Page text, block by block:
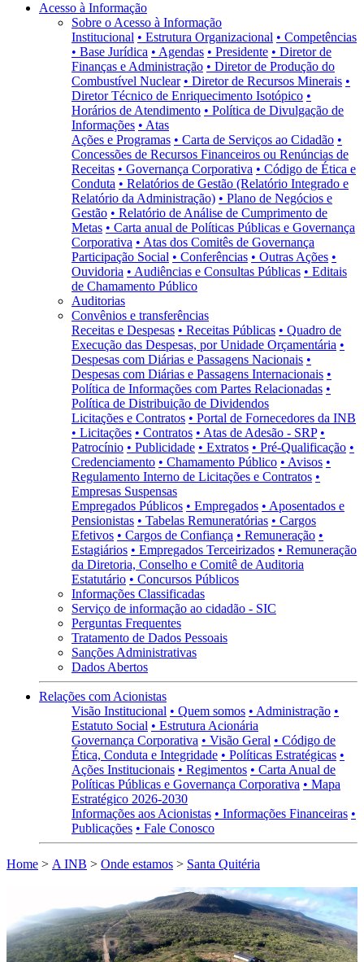
Acesso à Informação
Sobre o Acesso à Informação
Institucional • Estrutura Organizacional • Competências
• Base Jurídica • Agendas • Presidente • Diretor de
Finanças e Administração • Diretor de Produção do
Combustível Nuclear • Diretor de Recursos Minerais •
Diretor Técnico de Enriquecimento Isotópico •
Horários de Atendimento • Política de Divulgação de
Informações • Atas
Ações e Programas • Carta de Serviços ao Cidadão •
Concessões de Recursos Financeiros ou Renúncias de
Receitas • Governança Corporativa • Código de Ética e
Conduta • Relatórios de Gestão (Relatório Integrado e
Relatório da Administração) • Plano de Negócios e
Gestão • Relatório de Análise de Cumprimento de
Metas • Carta anual de Políticas Públicas e Governança
Corporativa • Atas dos Comitês de Governança
Participação Social • Conferências • Outras Ações •
Ouvidoria • Audiências e Consultas Públicas • Editais
de Chamamento Público
Auditorias
Convênios e transferências
Receitas e Despesas • Receitas Públicas • Quadro de
Execução das Despesas, por Unidade Orçamentária •
Despesas com Diárias e Passagens Nacionais •
Despesas com Diárias e Passagens Internacionais •
Política de Informações com Partes Relacionadas •
Política de Distribuição de Dividendos
Licitações e Contratos • Portal de Fornecedores da INB
• Licitações • Contratos • Atas de Adesão - SRP •
Patrocínio • Publicidade • Extratos • Pré-Qualificação •
Credenciamento • Chamamento Público • Avisos •
Regulamento Interno de Licitações e Contratos •
Empresas Suspensas
Empregados Públicos • Empregados • Aposentados e
Pensionistas • Tabelas Remuneratórias • Cargos
Efetivos • Cargos de Confiança • Remuneração •
Estagiários • Empregados Terceirizados • Remuneração
da Diretoria, Conselho e Comitê de Auditoria
Estatutário • Concursos Públicos
Informações Classificadas
Serviço de informação ao cidadão - SIC
Perguntas Frequentes
Tratamento de Dados Pessoais
Sanções Administrativas
Dados Abertos
Relações com Acionistas
Visão Institucional • Quem somos • Administração •
Estatuto Social • Estrutura Acionária
Governança Corporativa • Visão Geral • Código de
Ética, Conduta e Integridade • Políticas Estratégicas •
Ações Institucionais • Regimentos • Carta Anual de
Políticas Públicas e Governança Corporativa • Mapa
Estratégico 2026-2030
Informações aos Acionistas • Informações Financeiras •
Publicações • Fale Conosco
Home > A INB > Onde estamos > Santa Quitéria